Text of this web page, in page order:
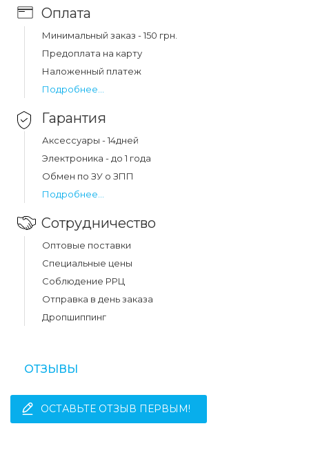
Оплата
Минимальный заказ - 150 грн.
Предоплата на карту
Наложенный платеж
Подробнее...
Гарантия
Аксессуары - 14дней
Электроника - до 1 года
Обмен по ЗУ о ЗПП
Подробнее...
Сотрудничество
Оптовые поставки
Специальные цены
Соблюдение РРЦ
Отправка в день заказа
Дропшиппинг
ОТЗЫВЫ
ОСТАВЬТЕ ОТЗЫВ ПЕРВЫМ!